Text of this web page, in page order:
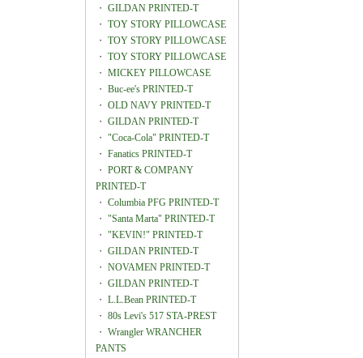
・ GILDAN PRINTED-T
・ TOY STORY PILLOWCASE
・ TOY STORY PILLOWCASE
・ TOY STORY PILLOWCASE
・ MICKEY PILLOWCASE
・ Buc-ee's PRINTED-T
・ OLD NAVY PRINTED-T
・ GILDAN PRINTED-T
・ "Coca-Cola" PRINTED-T
・ Fanatics PRINTED-T
・ PORT & COMPANY
PRINTED-T
・ Columbia PFG PRINTED-T
・ "Santa Marta" PRINTED-T
・ "KEVIN!" PRINTED-T
・ GILDAN PRINTED-T
・ NOVAMEN PRINTED-T
・ GILDAN PRINTED-T
・ L.L.Bean PRINTED-T
・ 80s Levi's 517 STA-PREST
・ Wrangler WRANCHER
PANTS